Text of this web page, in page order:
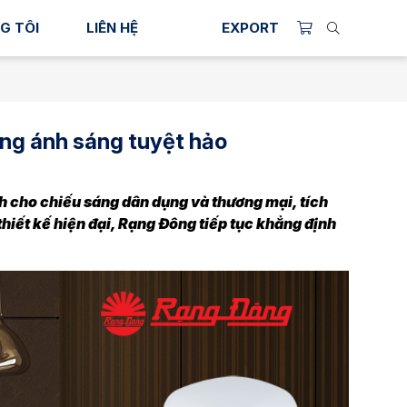
TÔI LIÊN HỆ EXPORT
ánh sáng tuyệt hảo
cho chiếu sáng dân dụng và thương mại, tích
kế hiện đại, Rạng Đông tiếp tục khẳng định